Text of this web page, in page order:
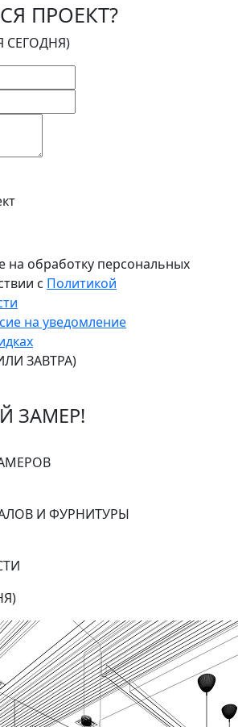
ПРОЕКТ?
СЕГОДНЯ)
на обработку персональных
с Политикой
на уведомление
ЗАВТРА)
ЗАМЕР!
И ФУРНИТУРЫ